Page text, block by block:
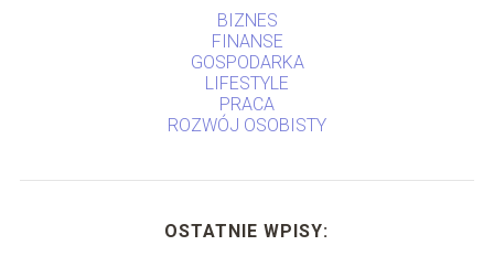
BIZNES
FINANSE
GOSPODARKA
LIFESTYLE
PRACA
ROZWÓJ OSOBISTY
OSTATNIE WPISY: